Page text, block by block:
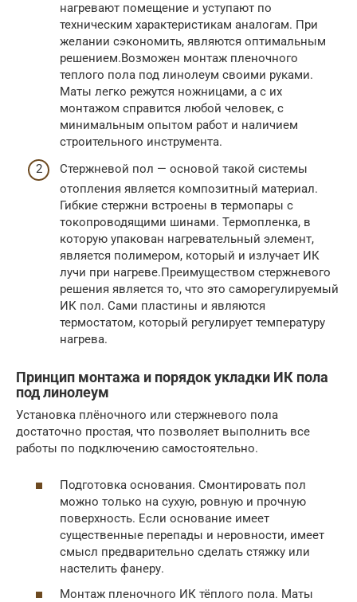
нагревают помещение и уступают по
техническим характеристикам аналогам. При
желании сэкономить, являются оптимальным
решением.Возможен монтаж пленочного
теплого пола под линолеум своими руками.
Маты легко режутся ножницами, а с их
монтажом справится любой человек, с
минимальным опытом работ и наличием
строительного инструмента.
Стержневой пол — основой такой системы
отопления является композитный материал.
Гибкие стержни встроены в термопары с
токопроводящими шинами. Термопленка, в
которую упакован нагревательный элемент,
является полимером, который и излучает ИК
лучи при нагреве.Преимуществом стержневого
решения является то, что это саморегулируемый
ИК пол. Сами пластины и являются
термостатом, который регулирует температуру
нагрева.
Принцип монтажа и порядок укладки ИК пола
под линолеум
Установка плёночного или стержневого пола
достаточно простая, что позволяет выполнить все
работы по подключению самостоятельно.
Подготовка основания. Смонтировать пол
можно только на сухую, ровную и прочную
поверхность. Если основание имеет
существенные перепады и неровности, имеет
смысл предварительно сделать стяжку или
настелить фанеру.
Монтаж пленочного ИК тёплого пола. Маты